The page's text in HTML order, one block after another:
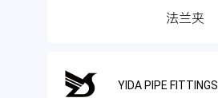
法兰夹
YIDA PIPE FITTINGS